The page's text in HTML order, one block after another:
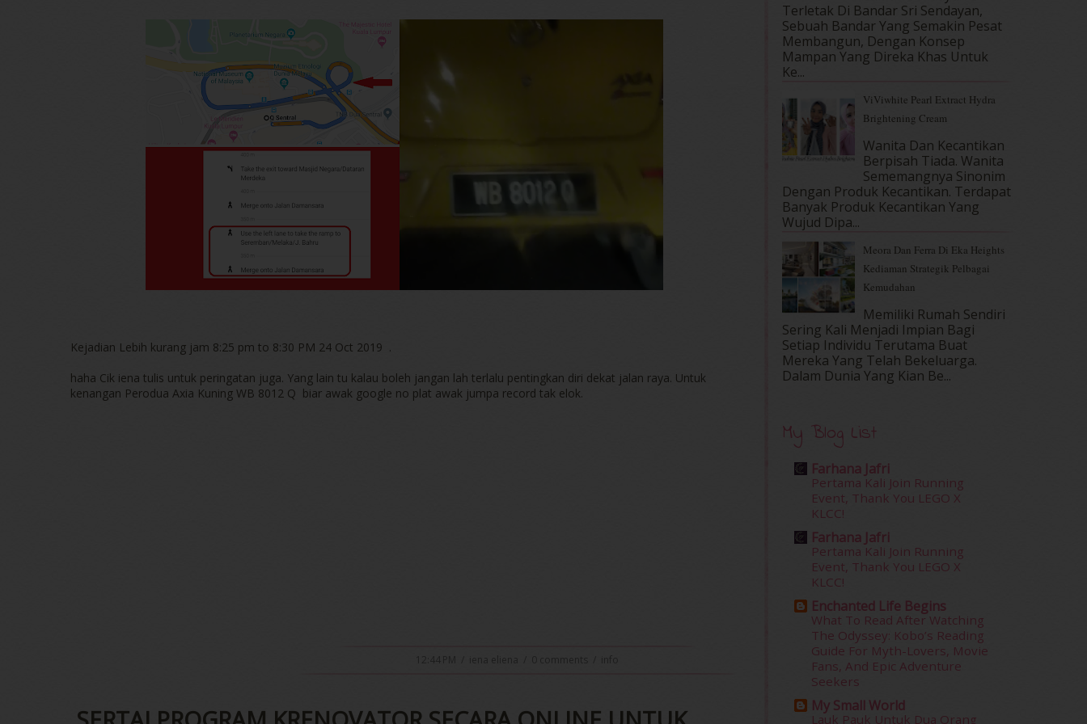
Kejadian Lebih kurang jam 8:25 pm to 8:30 PM 24 Oct 2019 .
haha Cik iena tulis untuk peringatan juga. Yang lain tu kalau boleh jangan lah terlalu pentingkan diri dekat jalan raya. Untuk
kenangan Perodua Axia Kuning WB 8012 Q biar awak google no plat awak jumpa record tak elok.
Terletak Di Bandar Sri Sendayan,
Sebuah Bandar Yang Semakin Pesat
Membangun, Dengan Konsep
Mampan Yang Direka Khas Untuk
Ke...
ViViwhite Pearl Extract Hydra
Brightening Cream
Wanita Dan Kecantikan
Berpisah Tiada. Wanita
Sememangnya Sinonim
Dengan Produk Kecantikan. Terdapat
Banyak Produk Kecantikan Yang
Wujud Dipa...
Meora Dan Ferra Di Eka Heights
Kediaman Strategik Pelbagai
Kemudahan
Memiliki Rumah Sendiri
Sering Kali Menjadi Impian Bagi
Setiap Individu Terutama Buat
Mereka Yang Telah Bekeluarga.
Dalam‍ Dunia Yang Kian Be...
My Blog List
Farhana Jafri
Pertama Kali Join Running
Event, Thank You LEGO X
KLCC!
Farhana Jafri
Pertama Kali Join Running
Event, Thank You LEGO X
KLCC!
Enchanted Life Begins
What To Read After Watching
The Odyssey: Kobo’s Reading
Guide For Myth-Lovers, Movie
Fans, And Epic Adventure
Seekers
My Small World
Lauk Pauk Untuk Dua Orang